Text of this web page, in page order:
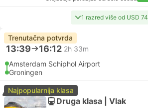
1 razred više od USD 74
Trenutačna potvrda
13:39 16:12 2h 33m
Amsterdam Schiphol Airport
Groningen
Najpopularnija klasa
Druga klasa | Vlak